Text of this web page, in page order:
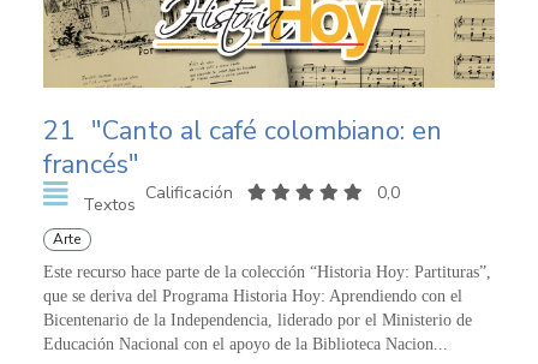
21 "Canto al café colombiano: en
francés"
Textos
Calificación 0,0
Arte
Este recurso hace parte de la colección “Historia Hoy: Partituras”,
que se deriva del Programa Historia Hoy: Aprendiendo con el
Bicentenario de la Independencia, liderado por el Ministerio de
Educación Nacional con el apoyo de la Biblioteca Nacion...